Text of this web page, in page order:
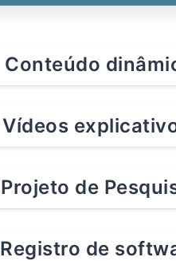
Conteúdo
Vídeos
Projeto de
Registro de